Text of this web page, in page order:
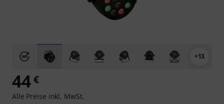
+13
44€
Alle Preise inkl. MwSt.